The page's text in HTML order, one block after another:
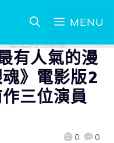
MENU
有人氣的漫
》電影版2
三位演員
0 0